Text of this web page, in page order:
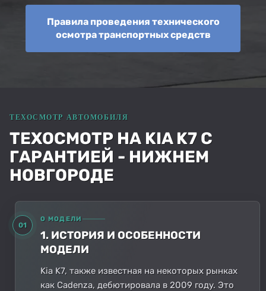
Правила проведения технического
осмотра транспортных средств
ТЕХОСМОТР НА KIA K7 С
ГАРАНТИЕЙ - НИЖНЕМ
НОВГОРОДЕ
01
О МОДЕЛИ
1. ИСТОРИЯ И ОСОБЕННОСТИ
МОДЕЛИ
Kia K7, также известная на некоторых рынках
как Cadenza, дебютировала в 2009 году. Это